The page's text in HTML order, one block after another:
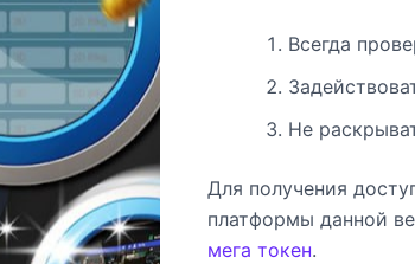
Всегда
Не
Для получения
платформы данной
мега токен.